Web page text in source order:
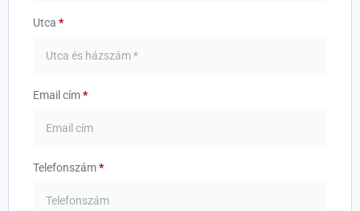
Utca *
Email cím*
Telefonszám*